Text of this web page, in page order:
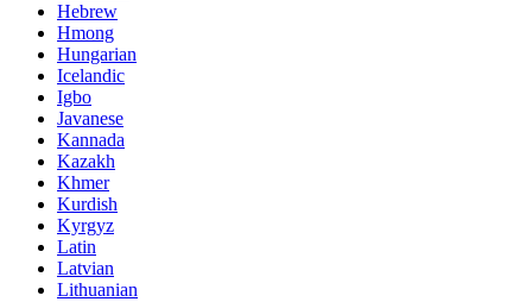
Hebrew
Hmong
Hungarian
Icelandic
Igbo
Javanese
Kannada
Kazakh
Khmer
Kurdish
Kyrgyz
Latin
Latvian
Lithuanian